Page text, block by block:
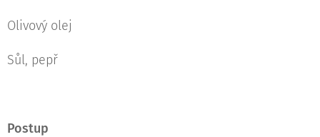
Olivový olej
Sůl, pepř
Postup